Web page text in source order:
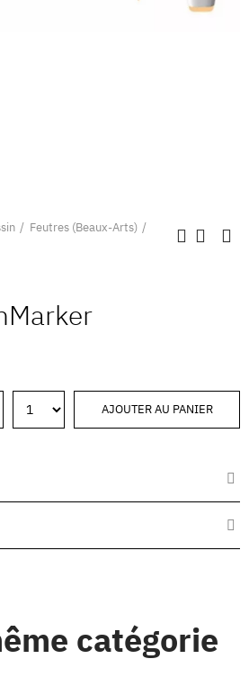
Feutres (Beaux-Arts)
AJOUTER AU PANIER
catégorie